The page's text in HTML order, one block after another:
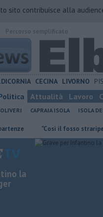
sito contribuisce alla
CECINA LIVORNO
Attualità Lavoro
CAPRAIA ISOLA ISOLA
"Così il fosso strariperà di
la